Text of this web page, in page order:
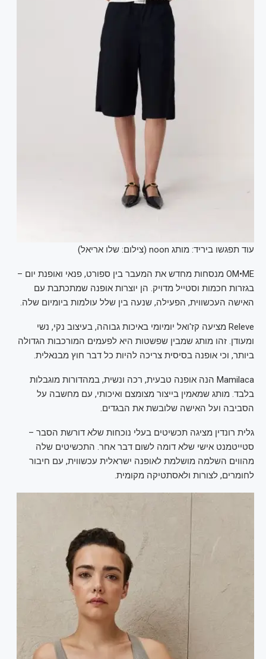
עוד תפגשו ביריד: מותג noon (צילום: שלו אריאל)
OM•ME מנסחות מחדש את המעבר בין ספורט, פנאי ואופנת יום –
בגזרות חכמות וסטייל מדויק. הן יוצרות אופנה שמתכתבת עם
האישה העכשווית, הפעילה, שנעה בין שלל עולמות ביומיום שלה.
Releve מציעה קז'ואל יומיומי באיכות גבוהה, בעיצוב נקי, נשי
ומעודן. זהו מותג שמבין שפשטות היא לפעמים המורכבות הגדולה
ביותר, וכי אופנה בסיסית צריכה להיות כל דבר חוץ מבנאלית.
Mamilaca הנה אופנה טבעית, רכה ונשית, במהדורות מוגבלות
בלבד. מותג שמאמין בייצור מצומצם ואיכותי, עם מחשבה על
הסביבה ועל האישה שלובשת את הבגדים.
גלית רונדין מציגה תכשיטים בעלי נוכחות שלא דורשת הסבר –
סטייטמנט אישי שלא דומה לשום דבר אחר. התכשיטים שלה
מהווים השלמה מושלמת לאופנה ישראלית עכשווית, עם חיבור
לחומרים, לצורות ולאסתטיקה מקומית.